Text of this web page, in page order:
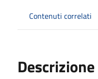
Contenuti correlati
Descrizione